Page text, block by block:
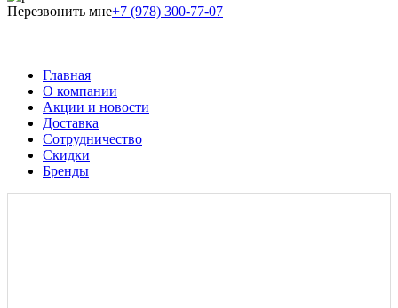
Перезвонить мне+7 (978) 300-77-07
Главная
О компании
Акции и новости
Доставка
Сотрудничество
Скидки
Бренды